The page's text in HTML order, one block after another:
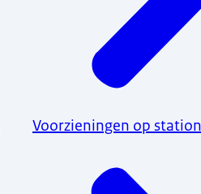
Voorzieningen op